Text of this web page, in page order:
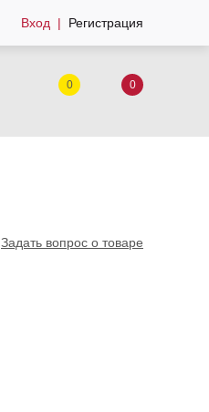
Вход Регистрация
0 0
Задать вопрос о товаре